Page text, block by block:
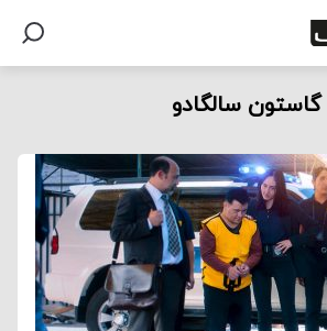
گاستون سالگادو